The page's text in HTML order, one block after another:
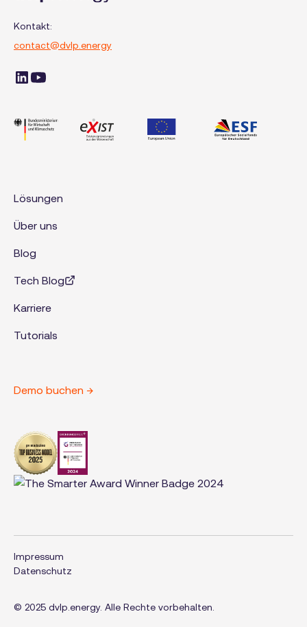
Kontakt:
contact@dvlp.energy
Lösungen
Über uns
Blog
Tech Blog
Karriere
Tutorials
Demo buchen →
© 2025 dvlp.energy. Alle Rechte vorbehalten.
Impressum
Datenschutz